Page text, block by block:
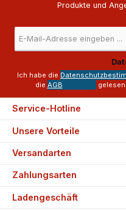
Produkte und
Mail-
*
Ich habe die
die AGB
Service-Hotline
Unsere Vorteile
Versandarten
Zahlungsarten
Ladengeschäft